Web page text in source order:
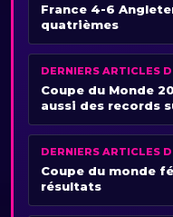
France 4-6
quatrièmes
DERNIERS ARTICLES
Coupe du Monde
aussi des records
DERNIERS ARTICLES
Coupe du monde
résultats